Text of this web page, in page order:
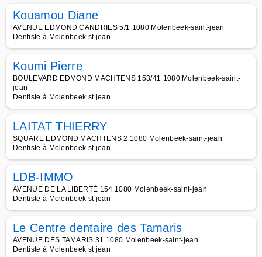
Kouamou Diane
AVENUE EDMOND CANDRIES 5/1 1080 Molenbeek-saint-jean
Dentiste à Molenbeek st jean
Koumi Pierre
BOULEVARD EDMOND MACHTENS 153/41 1080 Molenbeek-saint-
jean
Dentiste à Molenbeek st jean
LAITAT THIERRY
SQUARE EDMOND MACHTENS 2 1080 Molenbeek-saint-jean
Dentiste à Molenbeek st jean
LDB-IMMO
AVENUE DE LA LIBERTÉ 154 1080 Molenbeek-saint-jean
Dentiste à Molenbeek st jean
Le Centre dentaire des Tamaris
AVENUE DES TAMARIS 31 1080 Molenbeek-saint-jean
Dentiste à Molenbeek st jean